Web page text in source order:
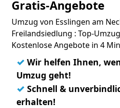
Gratis-Angebote
Umzug von Esslingen am
Freilandsiedlung : Top-
Kostenlose Angebote in 4
✓ Wir helfen Ihnen,
Umzug geht!
✓ Schnell &
erhalten!